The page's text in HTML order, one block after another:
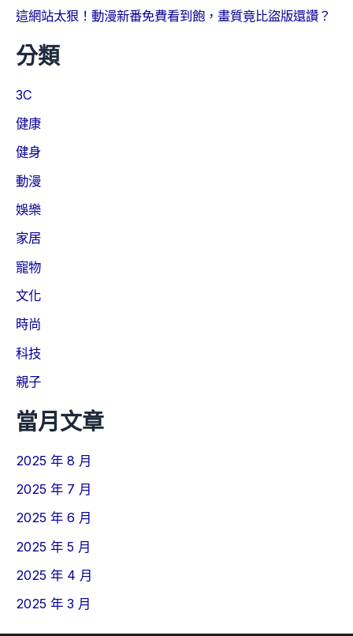
這網站太狠！動漫新番免費看到飽，畫質竟比盜版還讚？
分類
3C
健康
健身
動漫
娛樂
家居
寵物
文化
時尚
科技
親子
當月文章
2025 年 8 月
2025 年 7 月
2025 年 6 月
2025 年 5 月
2025 年 4 月
2025 年 3 月